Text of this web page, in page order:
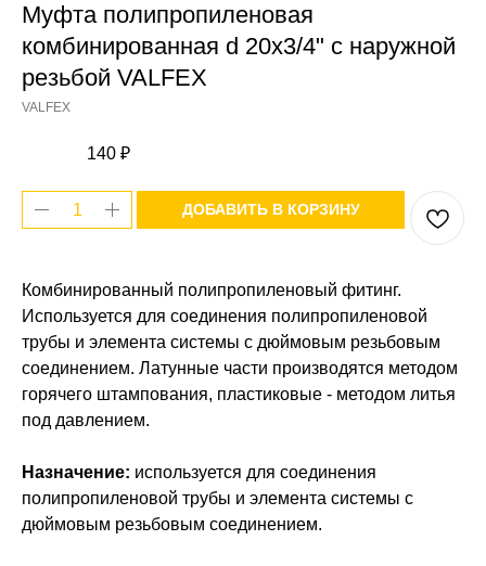
Муфта полипропиленовая
комбинированная d 20x3/4" с наружной
резьбой VALFEX
VALFEX
140 ₽
ДОБАВИТЬ В КОРЗИНУ
Комбинированный полипропиленовый фитинг.
Используется для соединения полипропиленовой
трубы и элемента системы с дюймовым резьбовым
соединением. Латунные части производятся методом
горячего штампования, пластиковые - методом литья
под давлением.
Назначение: используется для соединения
полипропиленовой трубы и элемента системы с
дюймовым резьбовым соединением.